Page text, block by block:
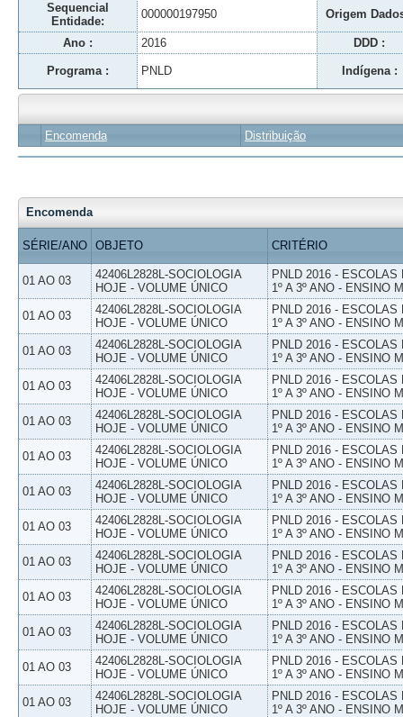
Sequencial
Entidade:
000000197950 Origem
Ano : 2016 DDD :
Programa : PNLD Indígena :
Encomenda Distribuição
Encomenda
SÉRIE/ANO OBJETO CRITÉRIO
01 AO 03
42406L2828L-SOCIOLOGIA
HOJE - VOLUME ÚNICO
PNLD 2016 -
1º A 3º ANO - ENSINO
01 AO 03
42406L2828L-SOCIOLOGIA
HOJE - VOLUME ÚNICO
PNLD 2016 -
1º A 3º ANO - ENSINO
01 AO 03
42406L2828L-SOCIOLOGIA
HOJE - VOLUME ÚNICO
PNLD 2016 -
1º A 3º ANO - ENSINO
01 AO 03
42406L2828L-SOCIOLOGIA
HOJE - VOLUME ÚNICO
PNLD 2016 -
1º A 3º ANO - ENSINO
01 AO 03
42406L2828L-SOCIOLOGIA
HOJE - VOLUME ÚNICO
PNLD 2016 -
1º A 3º ANO - ENSINO
01 AO 03
42406L2828L-SOCIOLOGIA
HOJE - VOLUME ÚNICO
PNLD 2016 -
1º A 3º ANO - ENSINO
01 AO 03
42406L2828L-SOCIOLOGIA
HOJE - VOLUME ÚNICO
PNLD 2016 -
1º A 3º ANO - ENSINO
01 AO 03
42406L2828L-SOCIOLOGIA
HOJE - VOLUME ÚNICO
PNLD 2016 -
1º A 3º ANO - ENSINO
01 AO 03
42406L2828L-SOCIOLOGIA
HOJE - VOLUME ÚNICO
PNLD 2016 -
1º A 3º ANO - ENSINO
01 AO 03
42406L2828L-SOCIOLOGIA
HOJE - VOLUME ÚNICO
PNLD 2016 -
1º A 3º ANO - ENSINO
01 AO 03
42406L2828L-SOCIOLOGIA
HOJE - VOLUME ÚNICO
PNLD 2016 -
1º A 3º ANO - ENSINO
01 AO 03
42406L2828L-SOCIOLOGIA
HOJE - VOLUME ÚNICO
PNLD 2016 -
1º A 3º ANO - ENSINO
01 AO 03
42406L2828L-SOCIOLOGIA
HOJE - VOLUME ÚNICO
PNLD 2016 -
1º A 3º ANO - ENSINO